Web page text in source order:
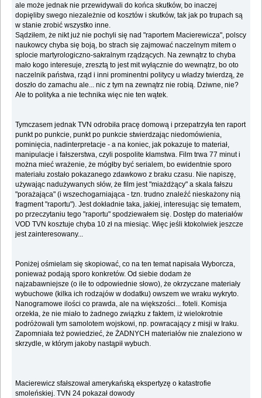
ale może jednak nie przewidywali do końca skutków, bo inaczej
dopięliby swego niezależnie od kosztów i skutków, tak jak po trupach są
w stanie zrobić wszystko inne.
Sądziłem, że nikt już nie pochyli się nad "raportem Macierewicza", polscy
naukowcy chyba się boją, bo strach się zajmować naczelnym mitem o
splocie martyrologiczno-sakralnym rządzących. Na zewnątrz to chyba
mało kogo interesuje, zresztą to jest mit wyłącznie do wewnątrz, bo oto
naczelnik państwa, rząd i inni prominentni politycy u władzy twierdzą, że
doszło do zamachu ale... nic z tym na zewnątrz nie robią. Dziwne, nie?
Ale to polityka a nie technika więc nie ten wątek.
Tymczasem jednak TVN odrobiła pracę domową i przepatrzyła ten raport
punkt po punkcie, punkt po punkcie stwierdzając niedomówienia,
pominięcia, nadinterpretacje - a na koniec, jak pokazuje to materiał,
manipulacje i fałszerstwa, czyli pospolite kłamstwa. Film trwa 77 minut i
można mieć wrażenie, że mógłby być serialem, bo ewidentnie sporo
materiału zostało pokazanego zdawkowo z braku czasu. Nie napiszę,
używając nadużywanych słów, że film jest "miażdżący" a skala fałszu
"porażająca" (i wszechogarniająca - tzn. trudno znaleźć nieskażony nią
fragment "raportu"). Jest dokładnie taka, jakiej, interesując się tematem,
po przeczytaniu tego "raportu" spodziewałem się. Dostęp do materiałów
VOD TVN kosztuje chyba 10 zł na miesiąc. Więc jeśli ktokolwiek jeszcze
jest zainteresowany...
Poniżej ośmielam się skopiować, co na ten temat napisała Wyborcza,
ponieważ podają sporo konkretów. Od siebie dodam że
najzabawniejsze (o ile to odpowiednie słowo), że okrzyczane materiały
wybuchowe (kilka ich rodzajów w dodatku) owszem we wraku wykryto.
Nanogramowe ilości co prawda, ale na większości... foteli. Komisja
orzekła, że nie miało to żadnego związku z faktem, iż wielokrotnie
podróżowali tym samolotem wojskowi, np. powracający z misji w Iraku.
Zapomniała też powiedzieć, że ŻADNYCH materiałów nie znaleziono w
skrzydle, w którym jakoby nastąpił wybuch.
Macierewicz sfałszował amerykańską ekspertyzę o katastrofie
smoleńskiej. TVN 24 pokazał dowody